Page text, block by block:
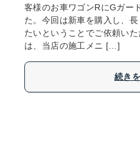
客様のお車ワゴンRにGガー
た。今回は新車を購入し、
たいということでご依頼い
は、当店の施工メニ […]
続き